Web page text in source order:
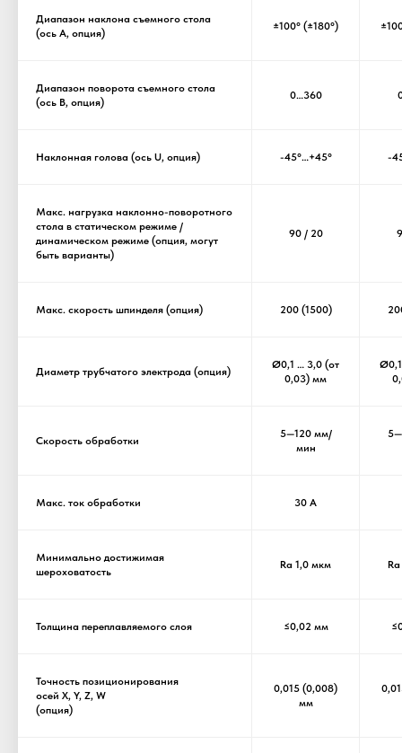
Диапазон наклона съемного стола
(ось A, опция)
±100° (±180°)
Диапазон поворота съемного стола
(ось B, опция)
0…360
Наклонная голова (ось U, опция) -45°…+45° -
Макс. нагрузка наклонно-поворотного
стола в статическом режиме /
динамическом режиме (опция, могут
быть варианты)
90 / 20
Макс. скорость шпинделя​ (опция) 200 (1500)
Диаметр трубчатого электрода (опция)
Ø0,1 … 3,0 (от
0,03) мм
Скорость обработки
5—120 мм/
мин
Макс. ток обработки 30 А
Минимально достижимая
шероховатость
Ra 1,0 мкм
Толщина переплавляемого слоя ≤0,02 мм
Точность позиционирования
осей X, Y, Z, W
(опция)
0,015 (0,008)
мм